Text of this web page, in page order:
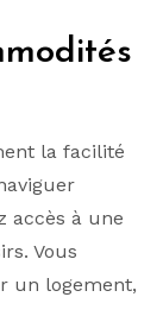
la facilité
accès à une
Vous
un logement,